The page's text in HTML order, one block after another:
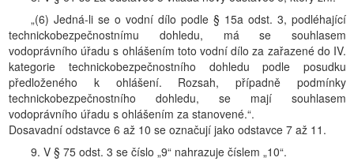
„(6) Jedná-li se o vodní dílo podle § 15a odst. 3, podléhající
technickobezpečnostnímu dohledu, má se souhlasem
vodoprávního úřadu s ohlášením toto vodní dílo za zařazené do IV.
kategorie technickobezpečnostního dohledu podle posudku
předloženého k ohlášení. Rozsah, případně podmínky
technickobezpečnostního dohledu, se mají souhlasem
vodoprávního úřadu s ohlášením za stanovené.“.
Dosavadní odstavce 6 až 10 se označují jako odstavce 7 až 11.
9. V § 75 odst. 3 se číslo „9“ nahrazuje číslem „10“.